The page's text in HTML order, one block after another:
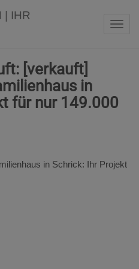
[verkauft]
in
für nur 149.000